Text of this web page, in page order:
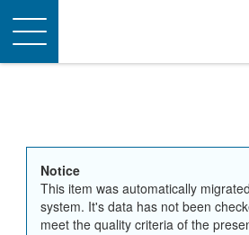
Toggle
navigation
Notice
This item was automatically
system. It's data has not been
meet the quality criteria of the